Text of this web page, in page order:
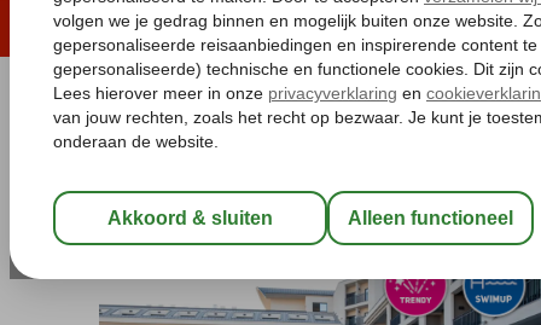
LAST MINUTE ZOMER 2026
Pakketgarantie Laagsteprijsgarantie*
Home
Turkije Turkse Riviera
Fly & Go The X Belek
Ultra All Inclusive-Hotel